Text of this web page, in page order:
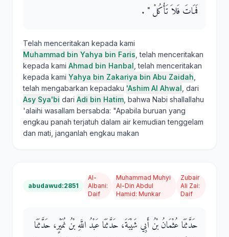
فَمَاتَ فَلاَ تَأْكُلْ ‏"‏ ‏.‏
Telah menceritakan kepada kami
Muhammad bin Yahya bin Faris , telah menceritakan
kepada kami Ahmad bin Hanbal , telah menceritakan
kepada kami Yahya bin Zakariya bin Abu Zaidah
telah mengabarkan kepadaku 'Ashim Al Ahwal , dari
Asy Sya'bi dari Adi bin Hatim , bahwa Nabi shallallahu
'alaihi wasallam bersabda: "Apabila buruan yang
engkau panah terjatuh dalam air kemudian tenggelam
dan mati, janganlah engkau makan
abudawud:2851
Al-
Albani:
Daif
Muhammad Muhyi
Al-Din Abdul
Hamid: Munkar
Zubair
Ali Zai:
Daif
حَدَّثَنَا عُثْمَانُ بْنُ أَبِي شَيْبَةَ، حَدَّثَنَا عَبْدُ اللَّهِ بْنُ نُمَيْرٍ، حَدَّثَنَا